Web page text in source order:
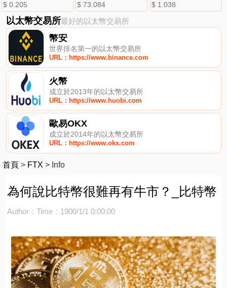
$ 0.205 $ 73.084 $ 1.038
以太幣交易所最好的以太幣交易所
幣安
世界排名第一的以太幣交易所
URL：https://www.binance.com
火幣
成立於2013年的以太幣交易所
URL：https://www.huobi.com
歐易OKX
成立於2014年的以太幣交易所
URL：https://www.okx.com
首頁 > FTX > Info
為何說比特幣很難再有牛市？_比特幣
Author： Time：1900/1/1 0:00:00